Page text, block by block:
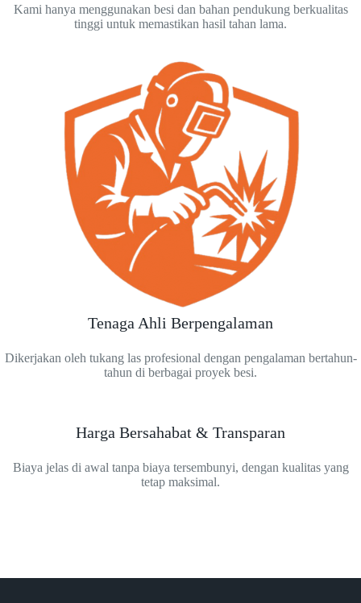
Kami hanya menggunakan besi dan bahan pendukung berkualitas
tinggi untuk memastikan hasil tahan lama.
Tenaga Ahli Berpengalaman
Dikerjakan oleh tukang las profesional dengan pengalaman bertahun-
tahun di berbagai proyek besi.
Harga Bersahabat & Transparan
Biaya jelas di awal tanpa biaya tersembunyi, dengan kualitas yang
tetap maksimal.